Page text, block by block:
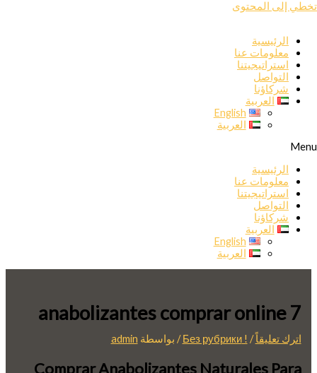
تخطي إلى المحتوى
الرئيسية
معلومات عنا
استراتيجيتنا
التواصل
شركاؤنا
العربية
English
العربية
Menu
الرئيسية
معلومات عنا
استراتيجيتنا
التواصل
شركاؤنا
العربية
English
العربية
anabolizantes comprar online 7
اترك تعليقاً /
! Без рубрики / بواسطة admin
Comprar Anabolizantes Naturales Para